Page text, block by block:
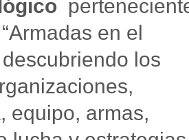
en el
los
equipo, armas,